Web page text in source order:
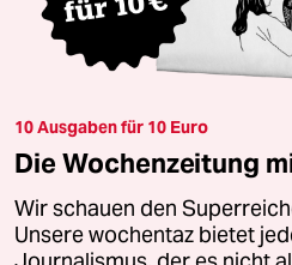
10 Ausgaben für 10 Euro
Die Wochenzeitung
Wir schauen den
Unsere wochentaz bietet